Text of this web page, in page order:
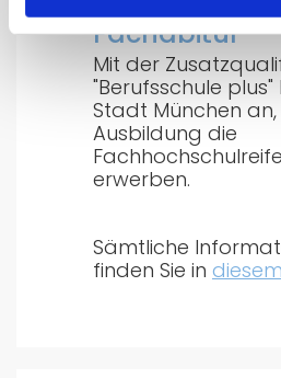
Fachabitur
Mit der
"Berufsschule
Stadt München
Ausbildung die
erwerben.
Sämtliche
finden Sie in